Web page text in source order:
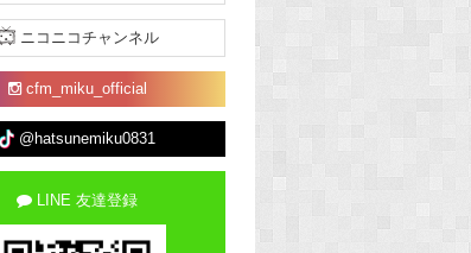
ニコニコチャンネル
cfm_miku_official
@hatsunemiku0831
LINE 友達登録